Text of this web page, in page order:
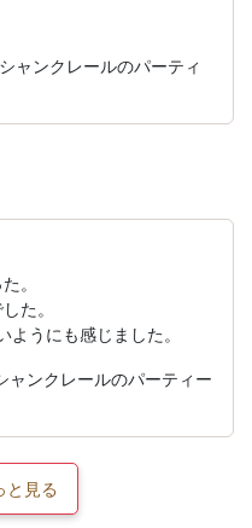
ャンクレールのパーティ
。
た。
うにも感じました。
ンクレールのパーティー
と見る